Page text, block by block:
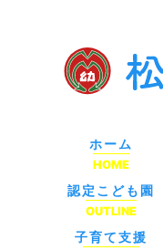
ホーム
HOME
認定こども園
OUTLINE
子育て支援